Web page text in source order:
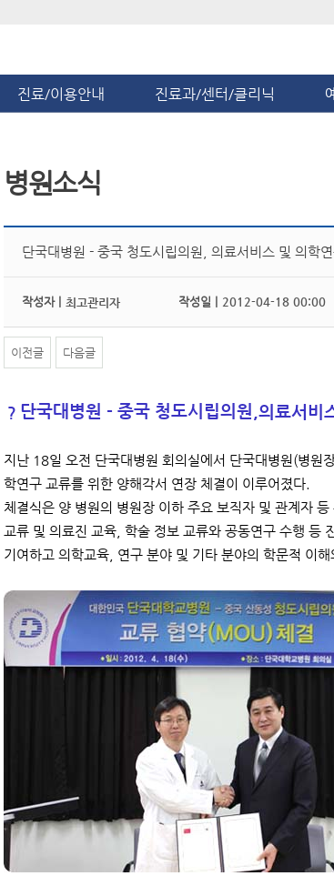
진료/이용안내 진료과/센터/클리닉
병원소식
단국대병원 - 중국 청도시립의원, 의료서비스 및 의학
작성자 | 최고관리자 작성일 | 2012-04-18 00:00
이전글 다음글
？ 단국대병원 - 중국 청도시립의원, 의료서비
지난 18일 오전 단국대병원 회의실에서 단국대병원(병원
학연구 교류를 위한 양해각서 연장 체결이 이루어졌다.
체결식은 양 병원의 병원장 이하 주요 보직자 및 관계자
교류 및 의료진 교육, 학술 정보 교류와 공동연구 수행 등
기여하고 의학교육, 연구 분야 및 기타 분야의 학문적 이